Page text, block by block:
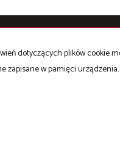
Mieszkaniana
Domyna
Działkina
dotyczących plików cookie
zapisane w pamięci urządzenia.